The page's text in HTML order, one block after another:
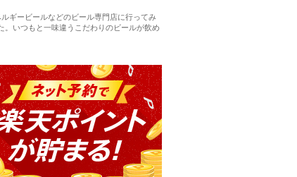
ギービールなどのビール専門店に行ってみ
。いつもと一味違うこだわりのビールが飲め